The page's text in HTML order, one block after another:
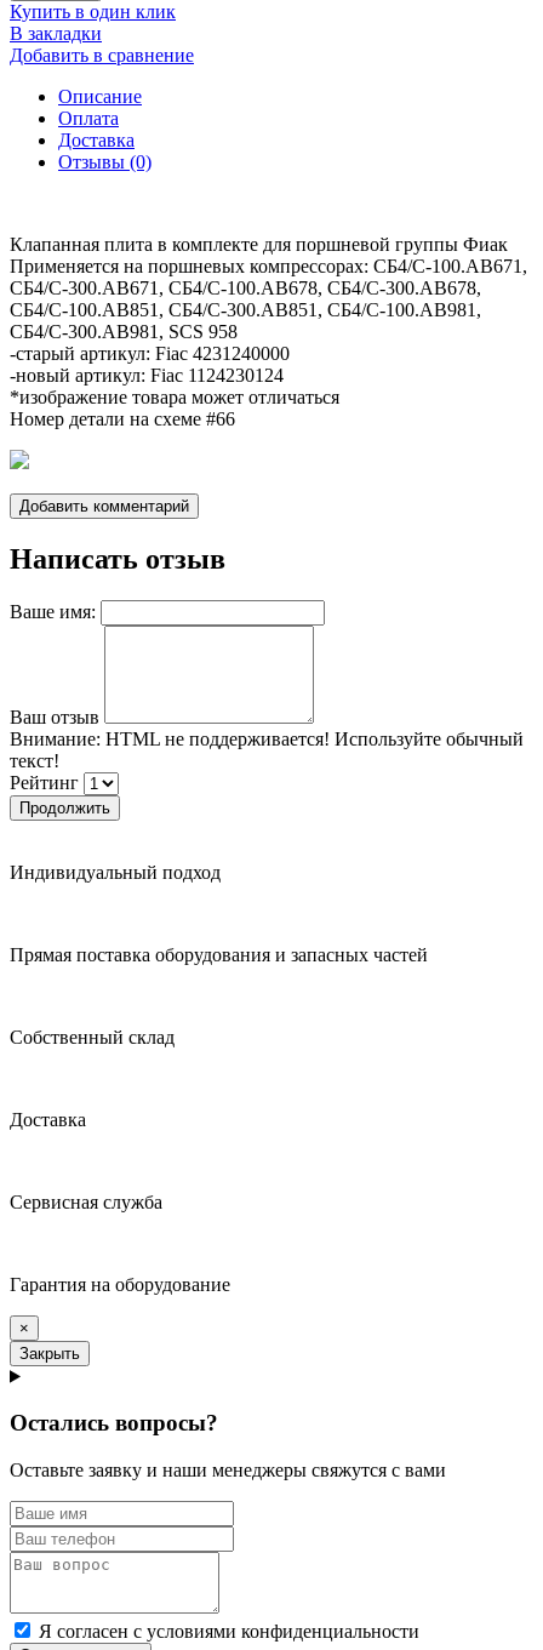
Купить в один клик
В закладки
Добавить в сравнение
Описание
Оплата
Доставка
Отзывы (0)
Клапанная плита в комплекте для поршневой группы Фиак
Применяется на поршневых компрессорах: СБ4/C-100.АВ671,
СБ4/C-300.АВ671, СБ4/C-100.АВ678, СБ4/C-300.АВ678,
СБ4/C-100.АВ851, СБ4/C-300.АВ851, СБ4/C-100.АВ981,
СБ4/C-300.АВ981, SCS 958
-старый артикул: Fiac 4231240000
-новый артикул: Fiac 1124230124
*изображение товара может отличаться
Номер детали на схеме #66
Добавить комментарий
Написать отзыв
Ваше имя:
Ваш отзыв
Внимание: HTML не поддерживается! Используйте обычный
текст!
Рейтинг
Продолжить
Индивидуальный подход
Прямая поставка оборудования и запасных частей
Собственный склад
Доставка
Сервисная служба
Гарантия на оборудование
×
Закрыть
Остались вопросы?
Оставьте заявку и наши менеджеры свяжутся с вами
Я согласен с условиями конфиденциальности